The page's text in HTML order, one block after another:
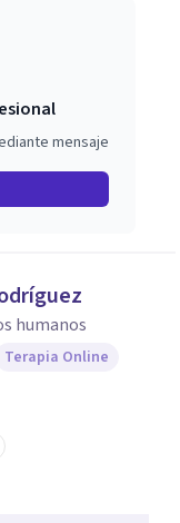
mensaje
humanos
Terapia Online